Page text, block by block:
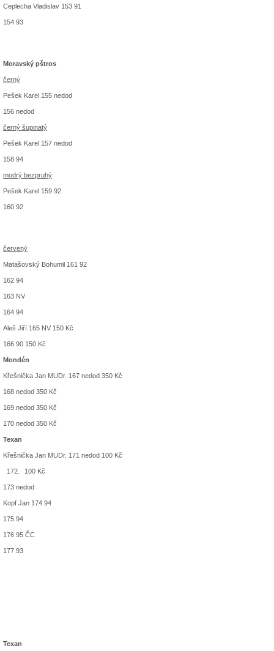
Ceplecha Vladislav 153 91
154 93
Moravský pštros
černý
Pešek Karel 155 nedod
156 nedod
černý šupinatý
Pešek Karel 157 nedod
158 94
modrý bezpruhý
Pešek Karel 159 92
160 92
červený
Matašovský Bohumil 161 92
162 94
163 NV
164 94
Aleš Jiří 165 NV 150 Kč
166 90 150 Kč
Mondén
Křešnička Jan MUDr. 167 nedod 350 Kč
168 nedod 350 Kč
169 nedod 350 Kč
170 nedod 350 Kč
Texan
Křešnička Jan MUDr. 171 nedod 100 Kč
100 Kč
173 nedod
Kopf Jan 174 94
175 94
176 95 ČC
177 93
Texan